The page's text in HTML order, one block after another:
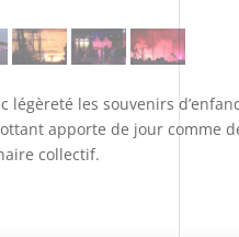
les souvenirs
apporte de jour comme
collectif.